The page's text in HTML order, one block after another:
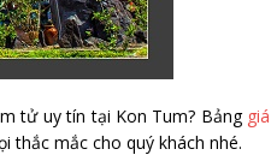
tử uy tín tại Kon Tum? Bảng giá
thắc mắc cho quý khách nhé.